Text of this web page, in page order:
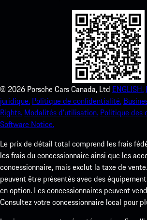
© 2026 Porsche Cars Canada, Ltd ENGLISH.
juridique. Politique de confidentialité.
Rights. Modalités d’utilisation. Politique des
Software Notice.
Le prix de détail total comprend les frais
les frais du concessionnaire ainsi que les
concessionnaire, mais exclut la taxe de
peuvent être présentés avec des
en option. Les concessionnaires peuvent
Consultez votre concessionnaire local pour